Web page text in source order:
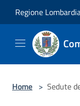
Regione
Home > Sedute